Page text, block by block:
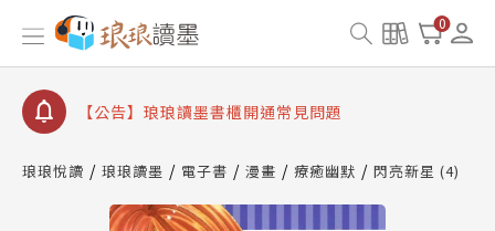
0
【公告】琅琅書店服務升級重要說明及資產合併結果
查詢
【公告】琅琅讀墨數位閱讀資產合併與書櫃開通申請
【公告】琅琅讀墨書櫃開通常見問題
請圖文教學
查詢
琅琅悅讀 琅琅讀墨 電子書 漫畫 療癒幽默 閃亮新星 (4)